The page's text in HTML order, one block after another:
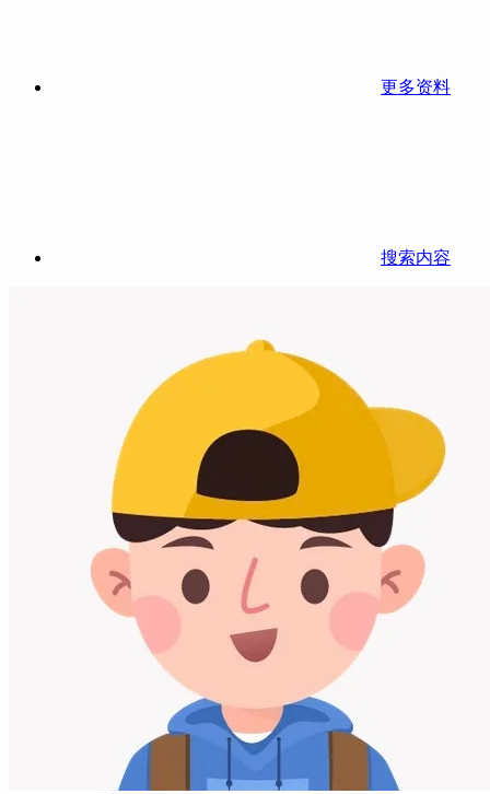
更多资料
搜索内容